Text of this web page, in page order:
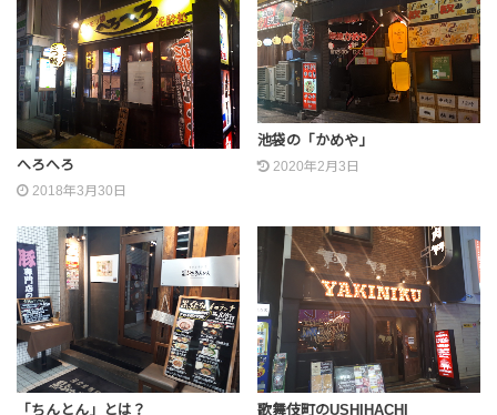
へろへろ
2018年3月30日
池袋の「かめや」
2020年2月3日
「ちんとん」とは？ 歌舞伎町のUSHIHACHI